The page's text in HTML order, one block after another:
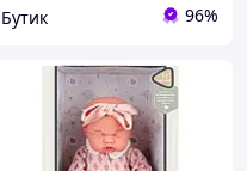
Бутик 96%